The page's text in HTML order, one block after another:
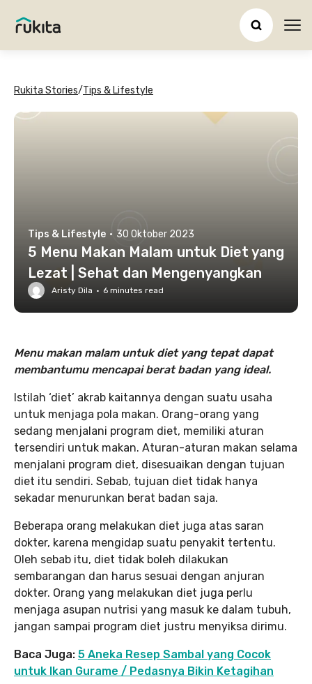
Rukita Stories/Tips & Lifestyle
Tips & Lifestyle · 30 Oktober 2023
5 Menu Makan Malam untuk Diet yang
Lezat | Sehat dan Mengenyangkan
Aristy Dila · 6 minutes read
Menu makan malam untuk diet yang tepat dapat
membantumu mencapai berat badan yang ideal.
Istilah ‘diet’ akrab kaitannya dengan suatu usaha
untuk menjaga pola makan. Orang-orang yang
sedang menjalani program diet, memiliki aturan
tersendiri untuk makan. Aturan-aturan makan selama
menjalani program diet, disesuaikan dengan tujuan
diet itu sendiri. Sebab, tujuan diet tidak hanya
sekadar menurunkan berat badan saja.
Beberapa orang melakukan diet juga atas saran
dokter, karena mengidap suatu penyakit tertentu.
Oleh sebab itu, diet tidak boleh dilakukan
sembarangan dan harus sesuai dengan anjuran
dokter. Orang yang melakukan diet juga perlu
menjaga asupan nutrisi yang masuk ke dalam tubuh,
jangan sampai program diet justru menyiksa dirimu.
Baca Juga: 5 Aneka Resep Sambal yang Cocok
untuk Ikan Gurame / Pedasnya Bikin Ketagihan